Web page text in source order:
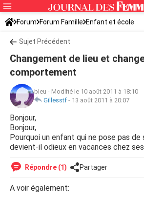
Forum Forum Famille Enfant et école
Sujet Précédent
Changement de lieu et
comportement
bleu - Modifié le 10 août 2011 à 18:10
Gillesstf - 13 août 2011 à 20:07
Bonjour,
Bonjour,
Pourquoi un enfant qui ne pose pas de
devient-il odieux en vacances chez
Répondre (1) Partager
A voir également: